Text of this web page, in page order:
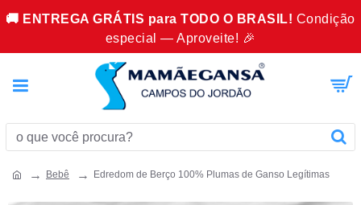
🚚 ENTREGA GRÁTIS para TODO O BRASIL! Condição
especial — Aproveite! 🎉
Bebê Edredom de Berço 100% Plumas de Ganso Legítimas